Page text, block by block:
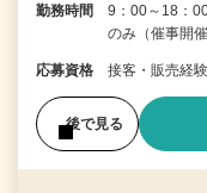
勤務時間
9：00～18：
のみ（催事開
応募資格 接客・販売経
後で見る